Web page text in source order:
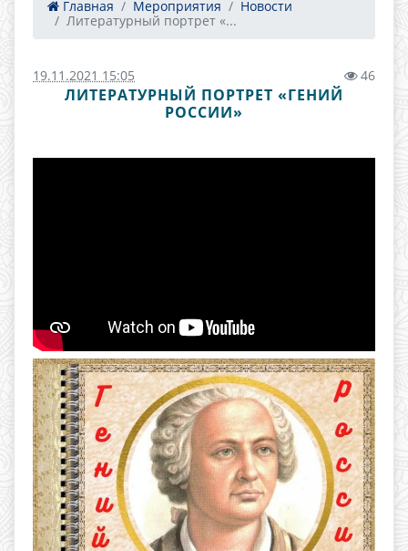
Главная Мероприятия
Новости
Литературный портрет «...
19.11.2021 15:05 46
ЛИТЕРАТУРНЫЙ ПОРТРЕТ «ГЕНИЙ
РОССИИ»